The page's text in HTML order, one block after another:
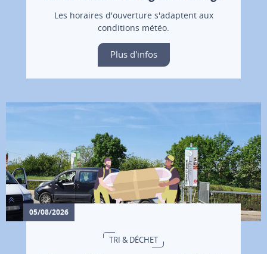
Les horaires d'ouverture s'adaptent aux
conditions météo.
Plus d'infos
05/08/2026
TRI & DÉCHET